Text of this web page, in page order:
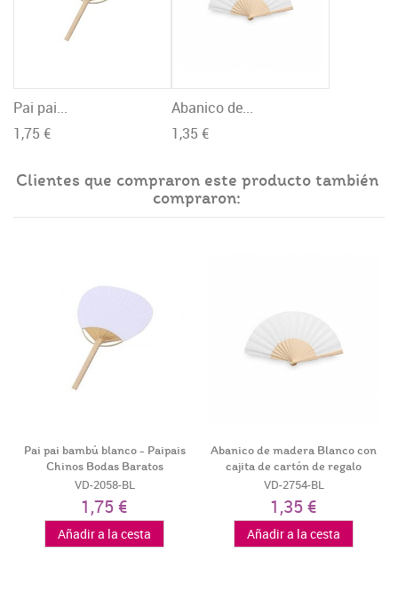
Pai pai...
1,75 €
Abanico de...
1,35 €
Clientes que compraron este producto también
compraron:
Pai pai bambú blanco - Paipais
Chinos Bodas Baratos
VD-2058-BL
1,75 €
Añadir a la cesta
Abanico de madera Blanco con
cajita de cartón de regalo
VD-2754-BL
1,35 €
Añadir a la cesta